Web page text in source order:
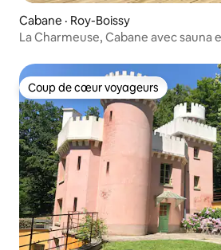
Cabane · Roy-Boissy
La Charmeuse, Cabane avec sauna
Coup de cœur voyageurs
Coup de cœur voyageurs